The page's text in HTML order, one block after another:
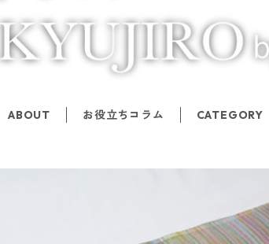
ABOUT お役立ちコラム CATEGORY